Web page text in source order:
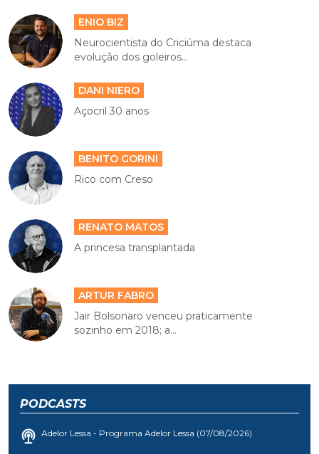
ENIO BIZ
Neurocientista do Criciúma destaca
evolução dos goleiros...
DANI NIERO
Açocril 30 anos
BENITO GORINI
Rico com Creso
RENATO MATOS
A princesa transplantada
ARTUR FABRO
Jair Bolsonaro venceu praticamente
sozinho em 2018; a...
PODCASTS
Adelor Lessa - Programa Adelor Lessa (07/08/2026)